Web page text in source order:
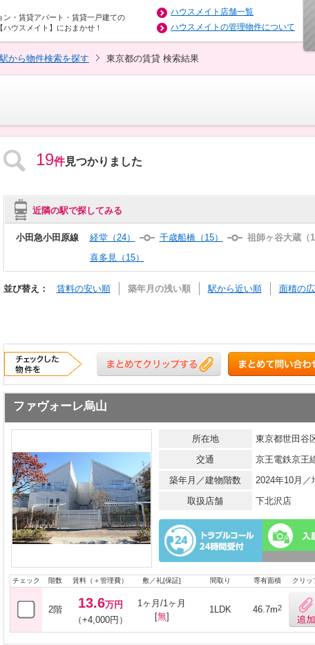
ン・賃貸アパート・賃貸一戸建ての
ハウスメイト】におまかせ！
ハウスメイト店舗一覧
ハウスメイトの管理物件について
から物件検索を探す 東京都の賃貸 検索結果
19件見つかりました
近隣の駅で探してみる
小田急小田原線 経堂（24） 千歳船橋（15） 祖師ヶ谷大蔵（
喜多見（15）
並び替え： 賃料の安い順 築年月の浅い順 駅から近い順 面積の
ファヴォーレ烏山
所在地
東京都世田谷
交通
京王電鉄京王
築年月／建物階数
2024年10月／
取扱店舗
下北沢店
チェック 階数 賃料（＋管理費） 敷／礼[保証] 間取り 専有面積 クリッ
2階 13.6万円
（+4,000円）
1ヶ月/1ヶ月
[無]
1LDK 46.7m2